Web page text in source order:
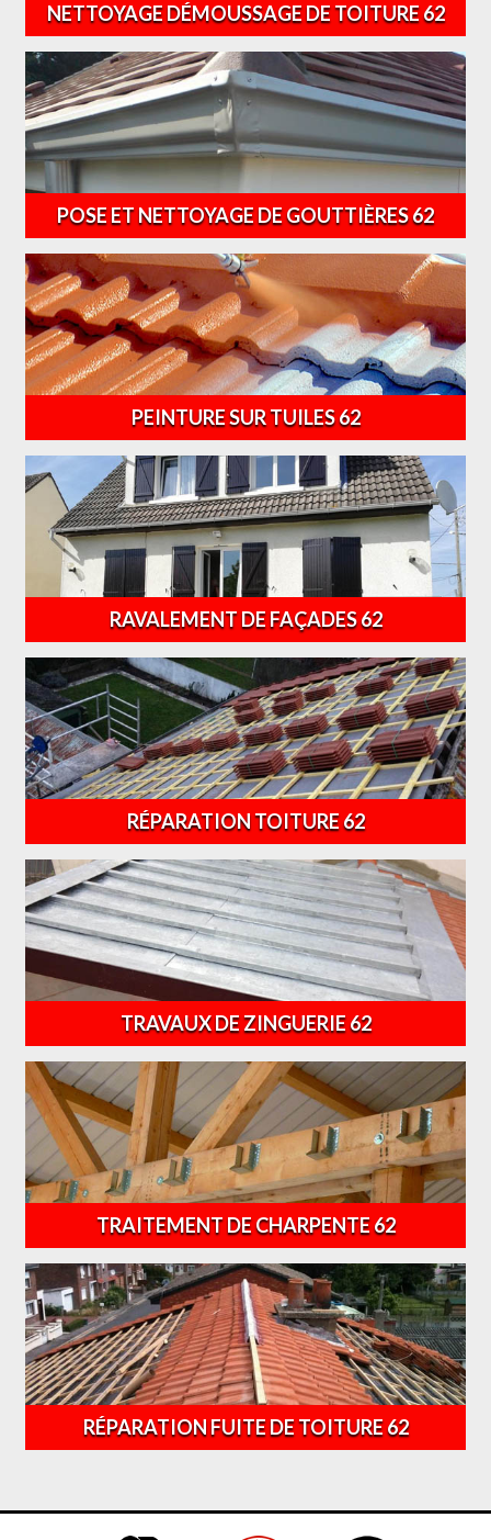
NETTOYAGE DÉMOUSSAGE DE TOITURE 62
POSE ET NETTOYAGE DE GOUTTIÈRES 62
PEINTURE SUR TUILES 62
RAVALEMENT DE FAÇADES 62
RÉPARATION TOITURE 62
TRAVAUX DE ZINGUERIE 62
TRAITEMENT DE CHARPENTE 62
RÉPARATION FUITE DE TOITURE 62